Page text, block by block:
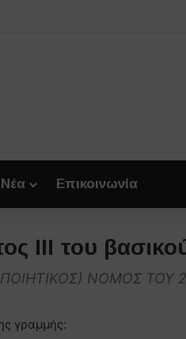
Νέα Επικοινωνία
ΙΙΙ του
ΝΟΜΟΣ ΤΟΥ
γραμμής: